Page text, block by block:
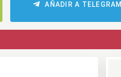
AÑADIR A TELEGRAM